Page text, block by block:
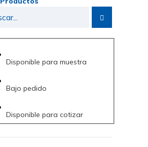
Disponible para muestra
Bajo pedido
Disponible para cotizar